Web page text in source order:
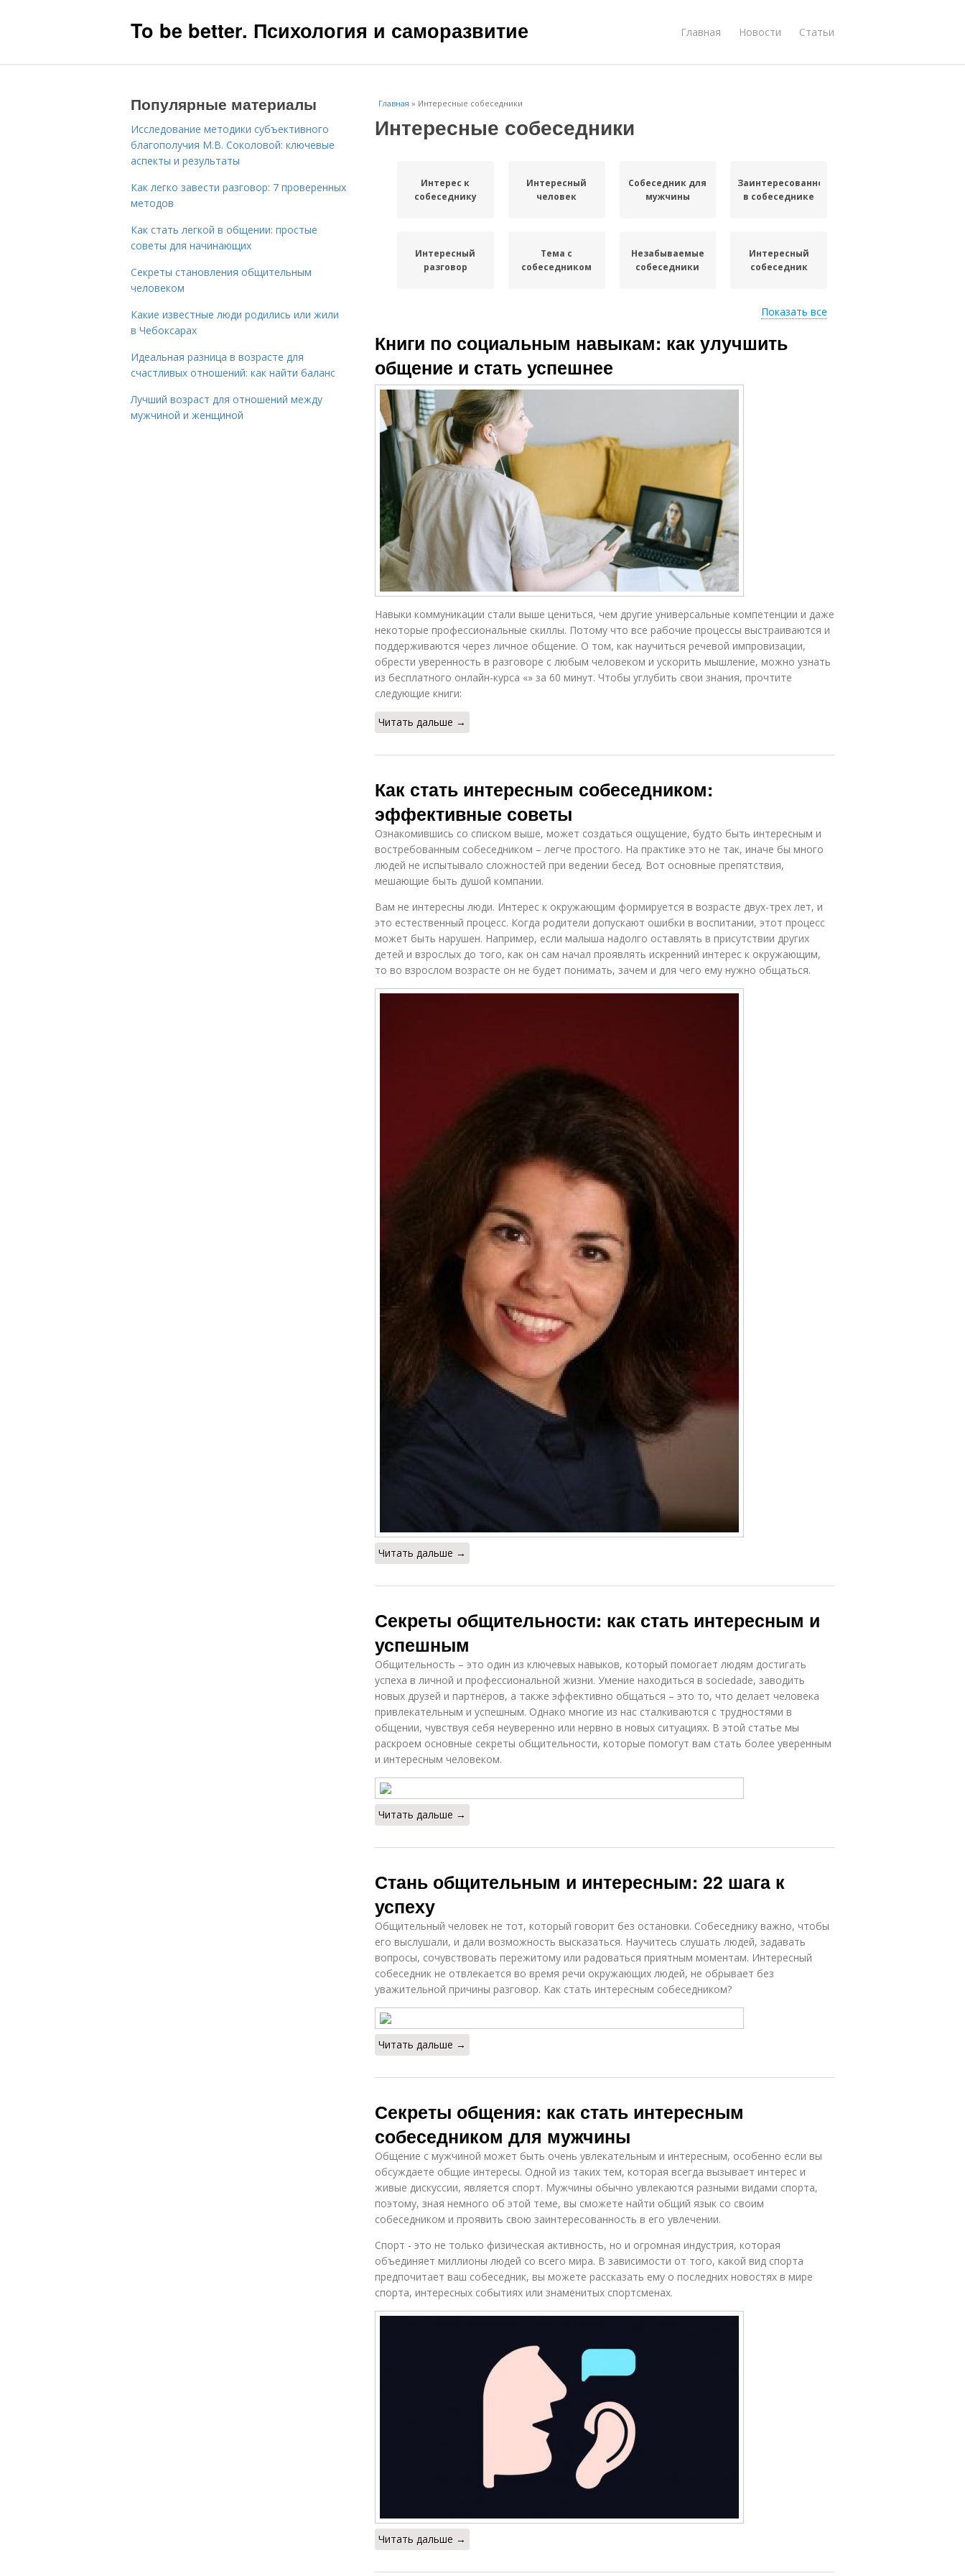
To be better. Психология и саморазвитие Главная Новости Статьи
Главная » Интересные собеседники
Интересные собеседники
Интерес к
собеседнику
Интересный
человек
Собеседник для
мужчины
Заинтересованность
в собеседнике
Интересный
разговор
Тема с
собеседником
Незабываемые
собеседники
Интересный
собеседник
разговору
Показать все
Книги по социальным навыкам: как улучшить
общение и стать успешнее
Навыки коммуникации стали выше цениться, чем другие универсальные компетенции и даже
некоторые профессиональные скиллы. Потому что все рабочие процессы выстраиваются и
поддерживаются через личное общение. О том, как научиться речевой импровизации,
обрести уверенность в разговоре с любым человеком и ускорить мышление, можно узнать
из бесплатного онлайн-курса «» за 60 минут. Чтобы углубить свои знания, прочтите
следующие книги:
Читать дальше →
Как стать интересным собеседником:
эффективные советы
Ознакомившись со списком выше, может создаться ощущение, будто быть интересным и
востребованным собеседником – легче простого. На практике это не так, иначе бы много
людей не испытывало сложностей при ведении бесед. Вот основные препятствия,
мешающие быть душой компании.
Вам не интересны люди. Интерес к окружающим формируется в возрасте двух-трех лет, и
это естественный процесс. Когда родители допускают ошибки в воспитании, этот процесс
может быть нарушен. Например, если малыша надолго оставлять в присутствии других
детей и взрослых до того, как он сам начал проявлять искренний интерес к окружающим,
то во взрослом возрасте он не будет понимать, зачем и для чего ему нужно общаться.
Читать дальше →
Секреты общительности: как стать интересным и
успешным
Общительность – это один из ключевых навыков, который помогает людям достигать
успеха в личной и профессиональной жизни. Умение находиться в sociedadе, заводить
новых друзей и партнёров, а также эффективно общаться – это то, что делает человека
привлекательным и успешным. Однако многие из нас сталкиваются с трудностями в
общении, чувствуя себя неуверенно или нервно в новых ситуациях. В этой статье мы
раскроем основные секреты общительности, которые помогут вам стать более уверенным
и интересным человеком.
Читать дальше →
Стань общительным и интересным: 22 шага к
успеху
Общительный человек не тот, который говорит без остановки. Собеседнику важно, чтобы
его выслушали, и дали возможность высказаться. Научитесь слушать людей, задавать
вопросы, сочувствовать пережитому или радоваться приятным моментам. Интересный
собеседник не отвлекается во время речи окружающих людей, не обрывает без
уважительной причины разговор. Как стать интересным собеседником?
Читать дальше →
Секреты общения: как стать интересным
собеседником для мужчины
Общение с мужчиной может быть очень увлекательным и интересным, особенно если вы
обсуждаете общие интересы. Одной из таких тем, которая всегда вызывает интерес и
живые дискуссии, является спорт. Мужчины обычно увлекаются разными видами спорта,
поэтому, зная немного об этой теме, вы сможете найти общий язык со своим
собеседником и проявить свою заинтересованность в его увлечении.
Спорт - это не только физическая активность, но и огромная индустрия, которая
объединяет миллионы людей со всего мира. В зависимости от того, какой вид спорта
предпочитает ваш собеседник, вы можете рассказать ему о последних новостях в мире
спорта, интересных событиях или знаменитых спортсменах.
Читать дальше →
Популярные материалы
Исследование методики субъективного
благополучия М.В. Соколовой: ключевые
аспекты и результаты
Как легко завести разговор: 7 проверенных
методов
Как стать легкой в общении: простые
советы для начинающих
Секреты становления общительным
человеком
Какие известные люди родились или жили
в Чебоксарах
Идеальная разница в возрасте для
счастливых отношений: как найти баланс
Лучший возраст для отношений между
мужчиной и женщиной